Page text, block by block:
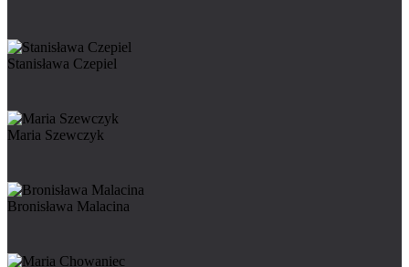
Stanisława Czepiel
Maria Szewczyk
Bronisława Malacina